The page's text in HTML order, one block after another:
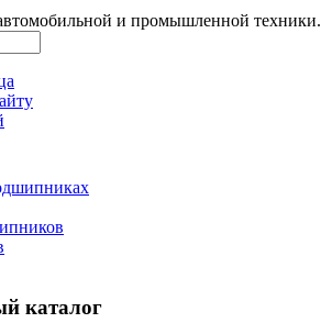
и промышленной техники.
каталог